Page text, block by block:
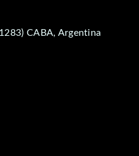
CABA, Argentina